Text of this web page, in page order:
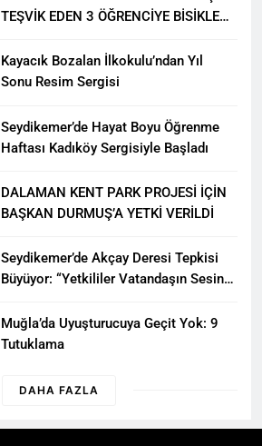
TEŞVİK EDEN 3 ÖĞRENCİYE BİSİKLET
Kayacık Bozalan İlkokulu’ndan Yıl
Sonu Resim Sergisi
Seydikemer’de Hayat Boyu Öğrenme
Haftası Kadıköy Sergisiyle Başladı
DALAMAN KENT PARK PROJESİ İÇİN
BAŞKAN DURMUŞ’A YETKİ VERİLDİ
Seydikemer’de Akçay Deresi Tepkisi
Büyüyor: “Yetkililer Vatandaşın Sesini
Muğla’da Uyuşturucuya Geçit Yok: 9
Tutuklama
DAHA FAZLA